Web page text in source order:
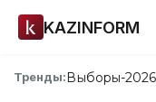
KAZINFORM
Тренды:Выборы-2026